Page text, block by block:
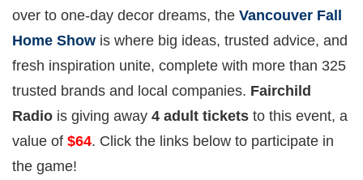
over to one-day decor dreams, the Vancouver Fall
Home Show is where big ideas, trusted advice, and
fresh inspiration unite, complete with more than 325
trusted brands and local companies. Fairchild
Radio is giving away 4 adult tickets to this event, a
value of $64. Click the links below to participate in
the game!